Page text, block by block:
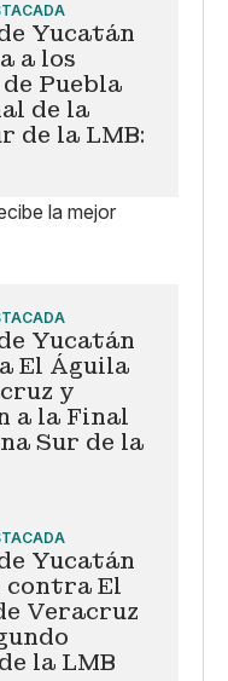
Yucatán
a los
Puebla
de la
de la LMB:
la mejor
Yucatán
El Águila
y
a la Final
Sur de la
Yucatán
contra El
Veracruz
la LMB